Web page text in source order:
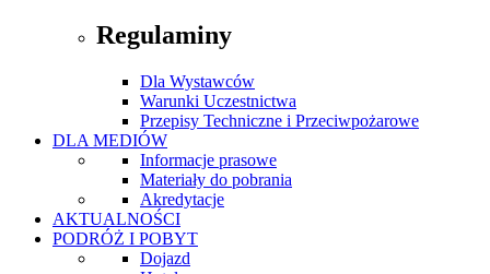
Regulaminy
Dla Wystawców
Warunki Uczestnictwa
Przepisy Techniczne i Przeciwpożarowe
DLA MEDIÓW
Informacje prasowe
Materiały do pobrania
Akredytacje
AKTUALNOŚCI
PODRÓŻ I POBYT
Dojazd